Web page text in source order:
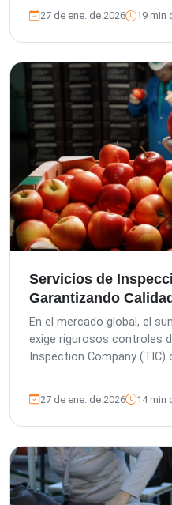
servicios de inspección y
previas a la producción
nuestras plataformas
del producto, minimizan el
fortalecen su cadena de
27 de ene. de 2026 19 min
Servicios de
Garantizando
Campo a la Mesa en
En el mercado global, el
exige rigurosos controles
Inspection Company
mitigando los riesgos del
calidad del producto. Con
estrictos estándares de
TIC proporciona
preproducción hasta la
asegurando el
marca. Nuestro enfoque
27 de ene. de 2026 14 min